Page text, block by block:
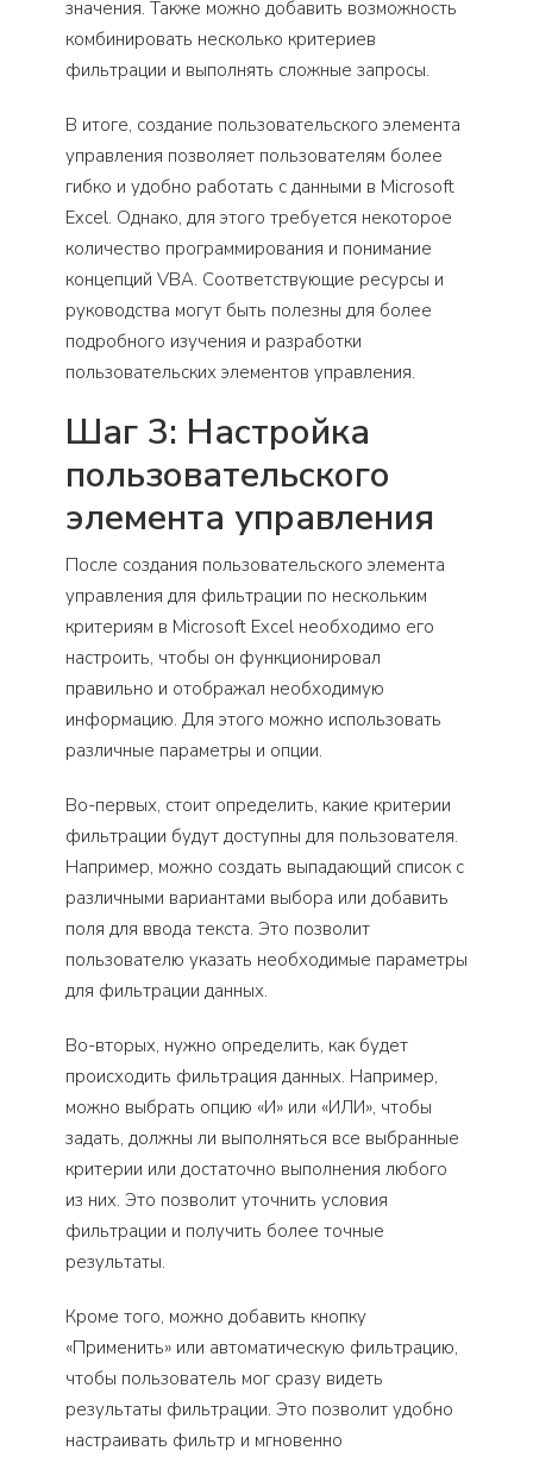
значения. Также можно добавить возможность
комбинировать несколько критериев
фильтрации и выполнять сложные запросы.
В итоге, создание пользовательского элемента
управления позволяет пользователям более
гибко и удобно работать с данными в Microsoft
Excel. Однако, для этого требуется некоторое
количество программирования и понимание
концепций VBA. Соответствующие ресурсы и
руководства могут быть полезны для более
подробного изучения и разработки
пользовательских элементов управления.
Шаг 3: Настройка
пользовательского
элемента управления
После создания пользовательского элемента
управления для фильтрации по нескольким
критериям в Microsoft Excel необходимо его
настроить, чтобы он функционировал
правильно и отображал необходимую
информацию. Для этого можно использовать
различные параметры и опции.
Во-первых, стоит определить, какие критерии
фильтрации будут доступны для пользователя.
Например, можно создать выпадающий список с
различными вариантами выбора или добавить
поля для ввода текста. Это позволит
пользователю указать необходимые параметры
для фильтрации данных.
Во-вторых, нужно определить, как будет
происходить фильтрация данных. Например,
можно выбрать опцию «И» или «ИЛИ», чтобы
задать, должны ли выполняться все выбранные
критерии или достаточно выполнения любого
из них. Это позволит уточнить условия
фильтрации и получить более точные
результаты.
Кроме того, можно добавить кнопку
«Применить» или автоматическую фильтрацию,
чтобы пользователь мог сразу видеть
результаты фильтрации. Это позволит удобно
настраивать фильтр и мгновенно